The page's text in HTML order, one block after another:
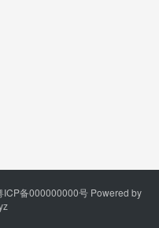
ICP备000000000号Powered by